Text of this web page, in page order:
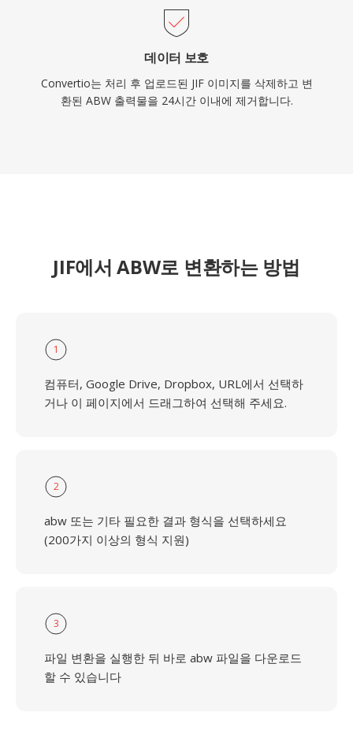
데이터 보호
Convertio는 처리 후 업로드된 JIF 이미지를 삭제하고 변
환된 ABW 출력물을 24시간 이내에 제거합니다.
JIF에서 ABW로 변환하는 방법
1
컴퓨터, Google Drive, Dropbox, URL에서 선택하
거나 이 페이지에서 드래그하여 선택해 주세요.
2
abw 또는 기타 필요한 결과 형식을 선택하세요
(200가지 이상의 형식 지원)
3
파일 변환을 실행한 뒤 바로 abw 파일을 다운로드
할 수 있습니다